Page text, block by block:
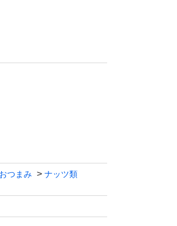
。12時までのご購入で
せんので次の日の発送
つまみ
ナッツ類